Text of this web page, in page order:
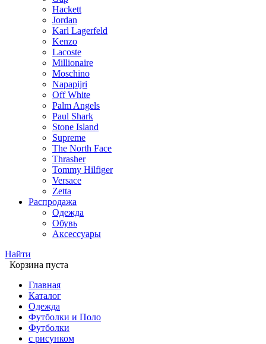
Hackett
Jordan
Karl Lagerfeld
Kenzo
Lacoste
Millionaire
Moschino
Napapijri
Off White
Palm Angels
Paul Shark
Stone Island
Supreme
The North Face
Thrasher
Tommy Hilfiger
Versace
Zetta
Распродажа
Одежда
Обувь
Аксессуары
Найти
Корзина пуста
Главная
Каталог
Одежда
Футболки и Поло
Футболки
с рисунком